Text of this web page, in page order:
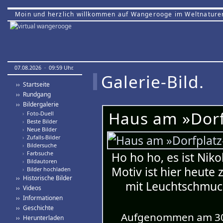
Moin und herzlich willkommen auf Wangerooge im
07.08.2026 · 09:59 Uhr.
›› Startseite
›› Rundgang
›› Bildergalerie
› Foto-Duell
› Beste Bilder
› Neue Bilder
› Zufalls-Bilder
› Bildersuche
› Farbsuche
› Bildautoren
› Bilder hochladen
›› Historische Bilder
›› Videos
›› Informationen
›› Geschichte
›› Herunterladen
Galerie-Bild.
Haus am
Ho ho ho, es ist
Motiv ist hier heute
mit
Aufgenommen am